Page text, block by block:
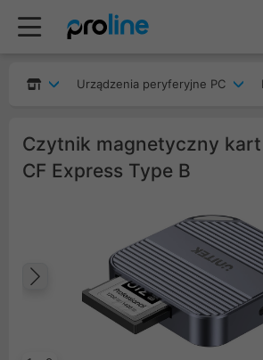
Urządzenia peryferyjne PC
Czytnik magnetyczny
CF Express Type B
Poprzedni